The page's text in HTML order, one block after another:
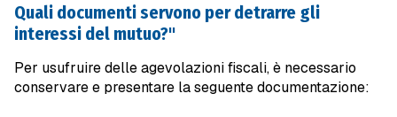
Quali documenti servono per detrarre gli
interessi del mutuo?"
Per usufruire delle agevolazioni fiscali, è necessario
conservare e presentare la seguente documentazione: